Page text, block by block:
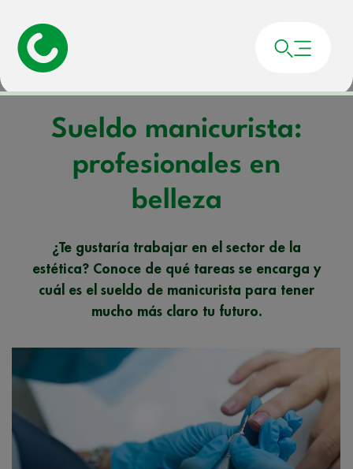
Portada»
Sueldo manicurista:
profesionales en
belleza
¿Te gustaría trabajar en el sector de la
estética? Conoce de qué tareas se encarga y
cuál es el sueldo de manicurista para tener
mucho más claro tu futuro.